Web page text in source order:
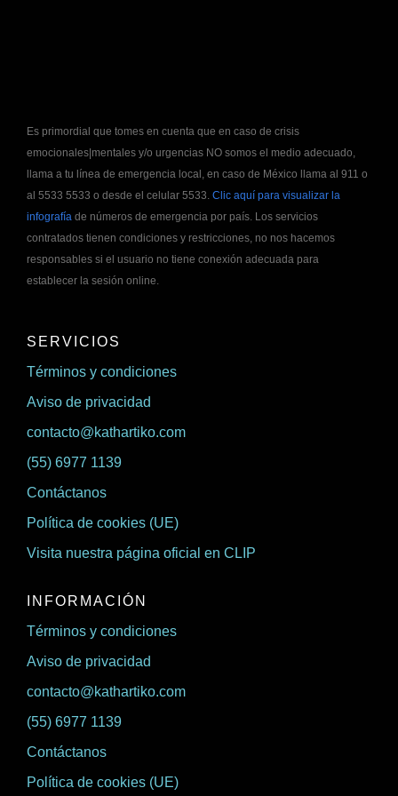
Es primordial que tomes en cuenta que en caso de crisis
emocionales|mentales y/o urgencias NO somos el medio adecuado,
llama a tu línea de emergencia local, en caso de México llama al 911 o
al 5533 5533 o desde el celular 5533. Clic aquí para visualizar la
infografíade números de emergencia por país. Los servicios
contratados tienen condiciones y restricciones, no nos hacemos
responsables si el usuario no tiene conexión adecuada para
establecer la sesión online.
SERVICIOS
Términos y condiciones
Aviso de privacidad
contacto@kathartiko.com
(55) 6977 1139
Contáctanos
Política de cookies (UE)
Visita nuestra página oficial en CLIP
INFORMACIÓN
Términos y condiciones
Aviso de privacidad
contacto@kathartiko.com
(55) 6977 1139
Contáctanos
Política de cookies (UE)